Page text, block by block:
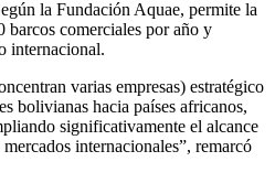
la Fundación Aquae, permite la
barcos comerciales por año y
internacional.
varias empresas) estratégico
bolivianas hacia países africanos,
significativamente el alcance
internacionales”, remarcó